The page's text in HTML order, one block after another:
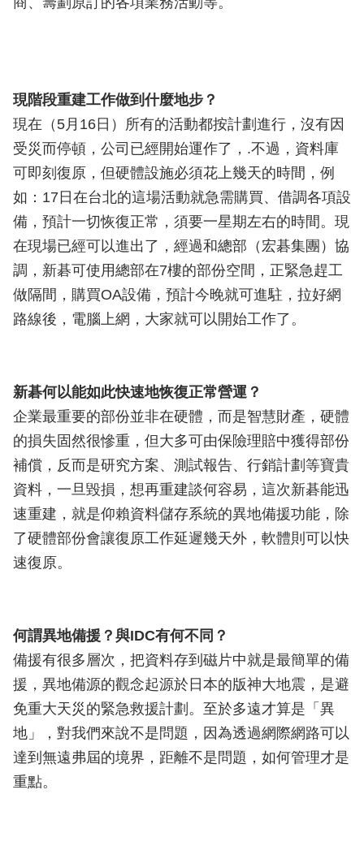
現階段重建工作做到什麼地步？
現在（5月16日）所有的活動都按計劃進行，沒有因
受災而停頓，公司已經開始運作了，.不過，資料庫
可即刻復原，但硬體設施必須花上幾天的時間，例
如：17日在台北的這場活動就急需購買、借調各項設
備，預計一切恢復正常，須要一星期左右的時間。現
在現場已經可以進出了，經過和總部（宏碁集團）協
調，新碁可使用總部在7樓的部份空間，正緊急趕工
做隔間，購買OA設備，預計今晚就可進駐，拉好網
路線後，電腦上網，大家就可以開始工作了。
新碁何以能如此快速地恢復正常營運？
企業最重要的部份並非在硬體，而是智慧財產，硬體
的損失固然很慘重，但大多可由保險理賠中獲得部份
補償，反而是研究方案、測試報告、行銷計劃等寶貴
資料，一旦毀損，想再重建談何容易，這次新碁能迅
速重建，就是仰賴資料儲存系統的異地備援功能，除
了硬體部份會讓復原工作延遲幾天外，軟體則可以快
速復原。
何謂異地備援？與IDC有何不同？
備援有很多層次，把資料存到磁片中就是最簡單的備
援，異地備源的觀念起源於日本的版神大地震，是避
免重大天災的緊急救援計劃。至於多遠才算是「異
地」，對我們來說不是問題，因為透過網際網路可以
達到無遠弗屆的境界，距離不是問題，如何管理才是
重點。